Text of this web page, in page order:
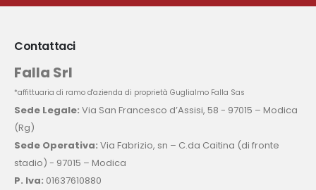
Contattaci
Falla Srl
*affittuaria di ramo d'azienda di proprietà Guglialmo Falla Sas
Sede Legale: Via San Francesco d’Assisi, 58 - 97015 – Modica
(Rg)
Sede Operativa: Via Fabrizio, sn – C.da Caitina (di fronte
stadio) - 97015 – Modica
P. Iva: 01637610880